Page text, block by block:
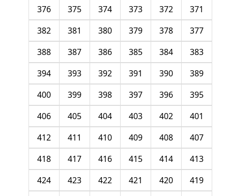
371
372
373
374
375
376
377
378
379
380
381
382
383
384
385
386
387
388
389
390
391
392
393
394
395
396
397
398
399
400
401
402
403
404
405
406
407
408
409
410
411
412
413
414
415
416
417
418
419
420
421
422
423
424